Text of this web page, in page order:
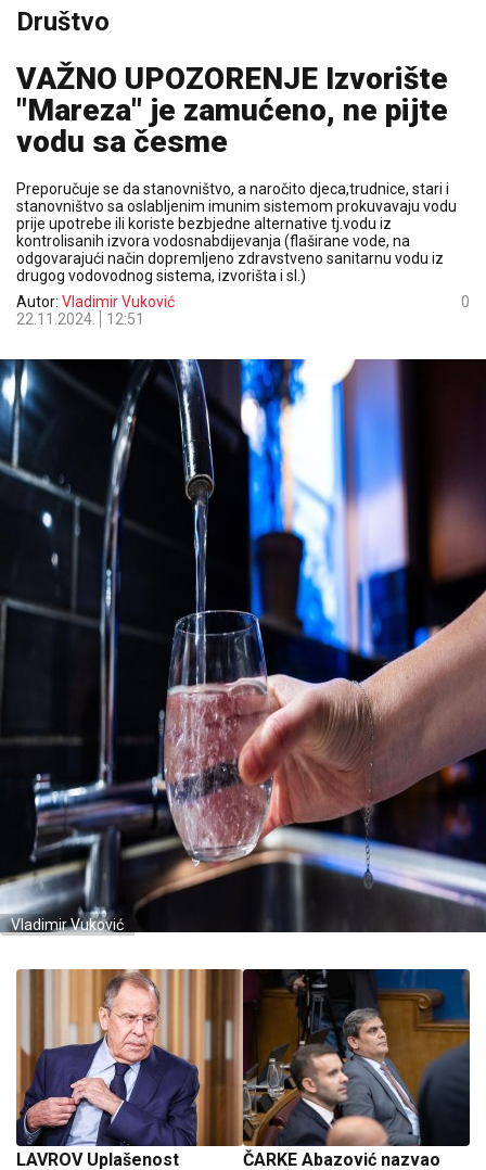
Društvo
VAŽNO UPOZORENJE Izvorište
"Mareza" je zamućeno, ne pijte
vodu sa česme
Preporučuje se da stanovništvo, a naročito djeca,trudnice, stari i
stanovništvo sa oslabljenim imunim sistemom prokuvavaju vodu
prije upotrebe ili koriste bezbjedne alternative tj.vodu iz
kontrolisanih izvora vodosnabdijevanja (flaširane vode, na
odgovarajući način dopremljeno zdravstveno sanitarnu vodu iz
drugog vodovodnog sistema, izvorišta i sl.)
Autor: Vladimir Vuković
22.11.2024.
12:51
0
Vladimir Vuković
LAVROV Uplašenost
ČARKE Abazović nazvao